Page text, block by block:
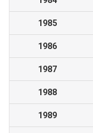
1985
1986
1987
1988
1989